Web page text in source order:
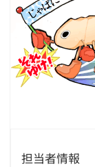
担当者情報